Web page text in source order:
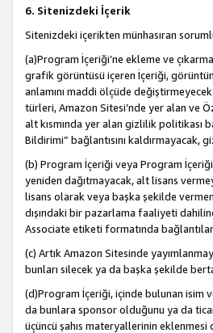
6. Sitenizdeki İçerik
Sitenizdeki içerikten münhasıran
(a)Program İçeriği’ne ekleme ve
grafik görüntüsü içeren İçeriği,
anlamını maddi ölçüde
türleri, Amazon Sitesi’nde yer alan ve
alt kısmında yer alan gizlilik politikası
Bildirimi” bağlantısını
(b) Program İçeriği veya Program
yeniden dağıtmayacak, alt lisans
lisans olarak veya başka şekilde
dışındaki bir pazarlama faaliyeti
Associate etiketi formatında
(c) Artık Amazon Sitesinde
bunları silecek ya da başka şekilde
(d)Program İçeriği, içinde bulunan isim
da bunlara sponsor olduğunu ya da
üçüncü şahıs materyallerinin eklenmesi